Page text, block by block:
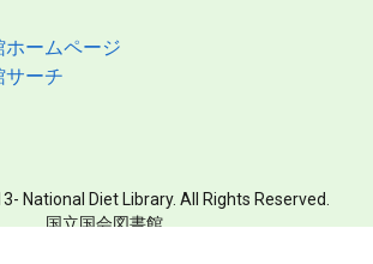
ームページ
サーチ
National Diet Library. All Rights Reserved.